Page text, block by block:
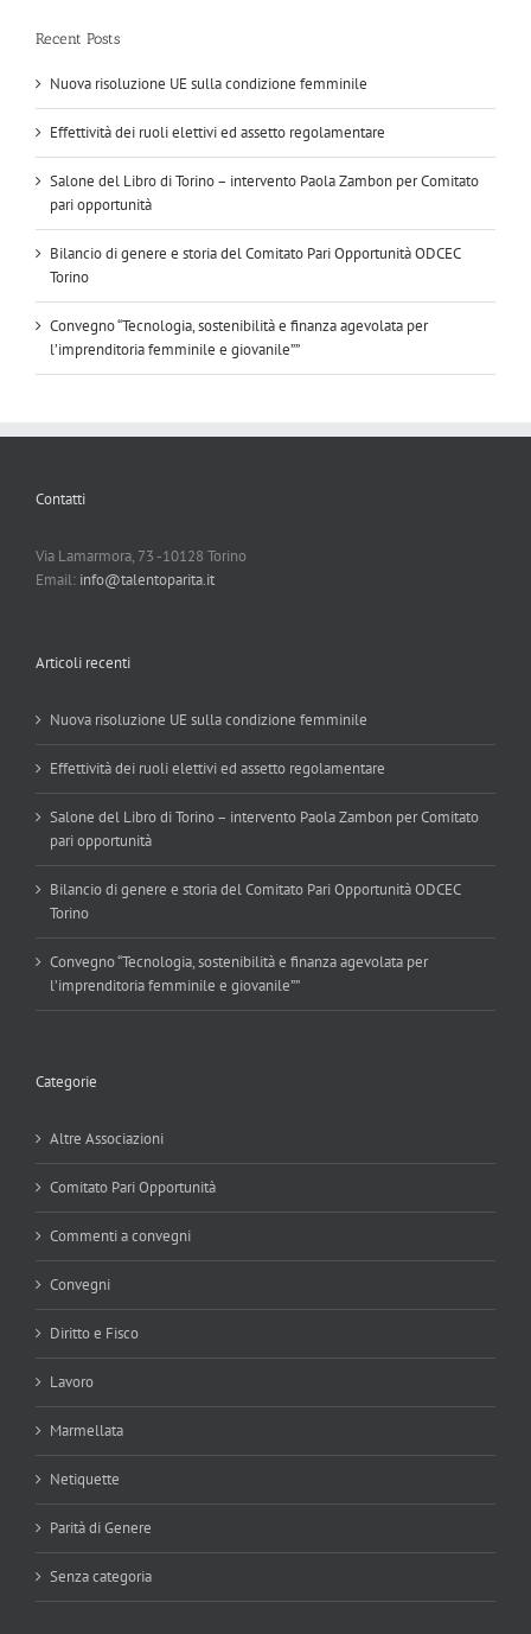
Recent Posts
Nuova risoluzione UE sulla condizione femminile
Effettività dei ruoli elettivi ed assetto regolamentare
Salone del Libro di Torino – intervento Paola Zambon per Comitato
pari opportunità
Bilancio di genere e storia del Comitato Pari Opportunità ODCEC
Torino
Convegno “Tecnologia, sostenibilità e finanza agevolata per
l’imprenditoria femminile e giovanile””
Contatti
Via Lamarmora, 73 -10128 Torino
Email: info@talentoparita.it
Articoli recenti
Nuova risoluzione UE sulla condizione femminile
Effettività dei ruoli elettivi ed assetto regolamentare
Salone del Libro di Torino – intervento Paola Zambon per Comitato
pari opportunità
Bilancio di genere e storia del Comitato Pari Opportunità ODCEC
Torino
Convegno “Tecnologia, sostenibilità e finanza agevolata per
l’imprenditoria femminile e giovanile””
Categorie
Altre Associazioni
Comitato Pari Opportunità
Commenti a convegni
Convegni
Diritto e Fisco
Lavoro
Marmellata
Netiquette
Parità di Genere
Senza categoria